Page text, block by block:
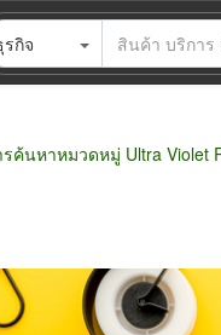
รกิจ
ค้นหาหมวดหมู่ Ultra Violet
ผู้ผลิต ตัวแทนจัดจำหน่าย